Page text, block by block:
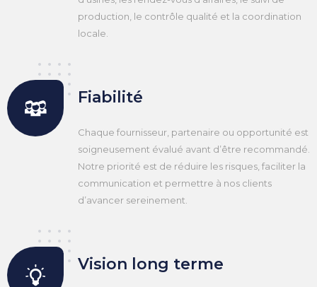
production, le contrôle qualité et la coordination
locale.
Fiabilité
Chaque fournisseur, partenaire ou opportunité est
soigneusement évalué avant d’être recommandé.
Notre priorité est de réduire les risques, faciliter la
communication et permettre à nos clients
d’avancer sereinement.
Vision long terme